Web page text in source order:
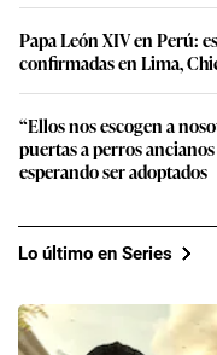
Papa León XIV en Perú:
confirmadas en Lima,
“Ellos nos escogen a
puertas a perros
esperando ser adoptados
Lo último en Series